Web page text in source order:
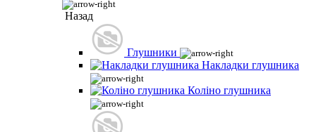
Назад
Глушники
Накладки глушника
Коліно глушника